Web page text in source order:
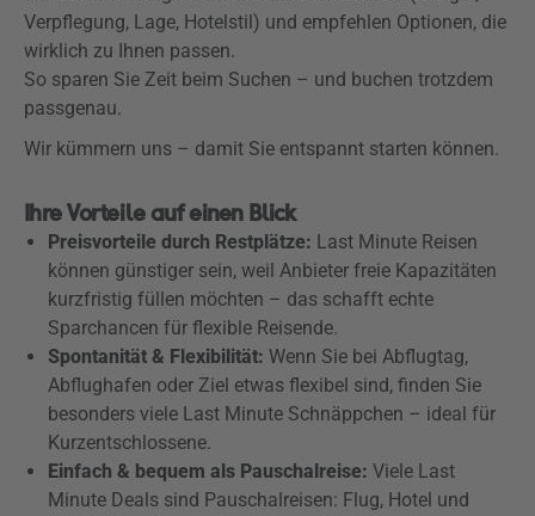
Verpflegung, Lage, Hotelstil) und empfehlen Optionen, die
wirklich zu Ihnen passen.
So sparen Sie Zeit beim Suchen – und buchen trotzdem
passgenau.
Wir kümmern uns – damit Sie entspannt starten können.
Ihre Vorteile auf einen Blick
Preisvorteile durch Restplätze: Last Minute Reisen
können günstiger sein, weil Anbieter freie Kapazitäten
kurzfristig füllen möchten – das schafft echte
Sparchancen für flexible Reisende.
Spontanität & Flexibilität: Wenn Sie bei Abflugtag,
Abflughafen oder Ziel etwas flexibel sind, finden Sie
besonders viele Last Minute Schnäppchen – ideal für
Kurzentschlossene.
Einfach & bequem als Pauschalreise: Viele Last
Minute Deals sind Pauschalreisen: Flug, Hotel und